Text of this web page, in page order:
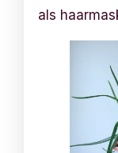
als